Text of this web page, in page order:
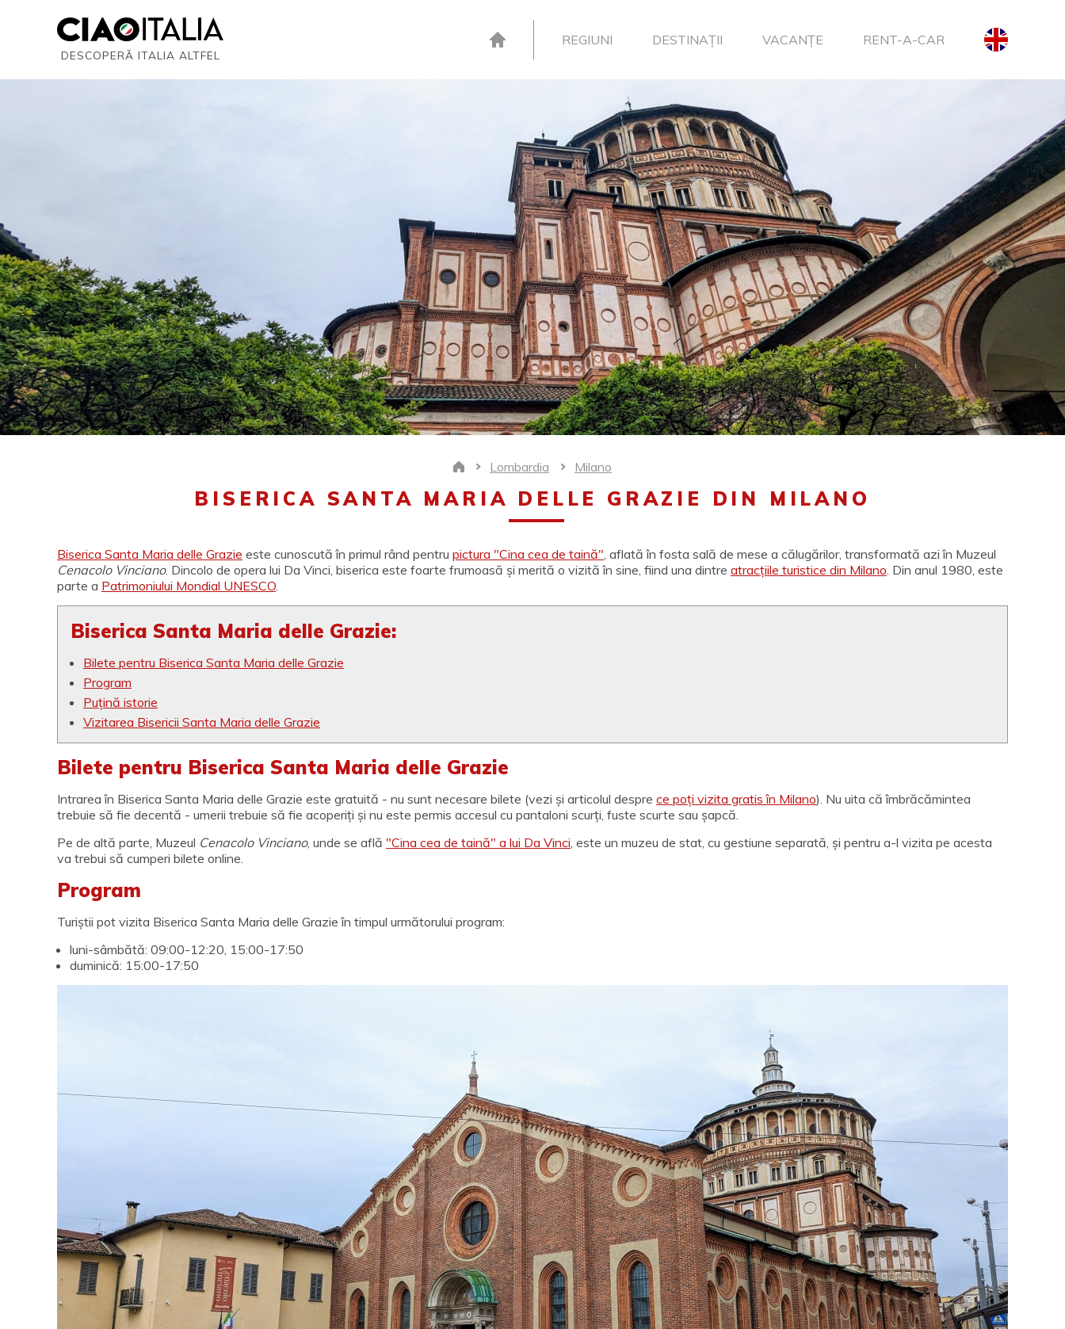
DESCOPERĂ ITALIA ALTFEL
REGIUNI DESTINAȚII VACANȚE RENT-A-CAR
Home Lombardia Milano
BISERICA SANTA MARIA DELLE GRAZIE DIN MILANO
Biserica Santa Maria delle Grazie este cunoscută în primul rând pentru pictura "Cina cea de taină", aflată în fosta sală de mese a călugărilor, transformată azi în Muzeul
Cenacolo Vinciano. Dincolo de opera lui Da Vinci, biserica este foarte frumoasă și merită o vizită în sine, fiind una dintre atracțiile turistice din Milano. Din anul 1980, este
parte a Patrimoniului Mondial UNESCO.
Biserica Santa Maria delle Grazie:
Bilete pentru Biserica Santa Maria delle Grazie
Program
Puțină istorie
Vizitarea Bisericii Santa Maria delle Grazie
Bilete pentru Biserica Santa Maria delle Grazie
Intrarea în Biserica Santa Maria delle Grazie este gratuită - nu sunt necesare bilete (vezi și articolul despre ce poți vizita gratis în Milano). Nu uita că îmbrăcămintea
trebuie să fie decentă - umerii trebuie să fie acoperiți și nu este permis accesul cu pantaloni scurți, fuste scurte sau șapcă.
Pe de altă parte, Muzeul Cenacolo Vinciano, unde se află "Cina cea de taină" a lui Da Vinci, este un muzeu de stat, cu gestiune separată, și pentru a-l vizita pe acesta
va trebui să cumperi bilete online.
Program
Turiștii pot vizita Biserica Santa Maria delle Grazie în timpul următorului program:
luni-sâmbătă: 09:00-12:20, 15:00-17:50
duminică: 15:00-17:50